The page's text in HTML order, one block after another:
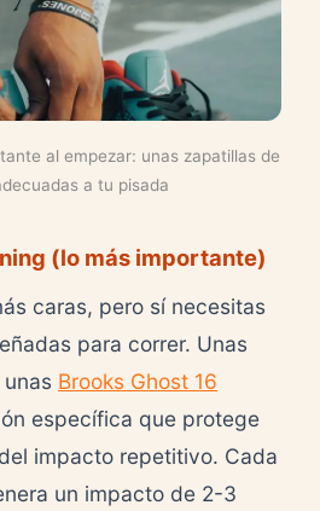
al empezar: unas zapatillas de
a tu pisada
(lo más importante)
caras, pero sí necesitas
para correr. Unas
unas Brooks Ghost 16
específica que protege
impacto repetitivo. Cada
un impacto de 2-3